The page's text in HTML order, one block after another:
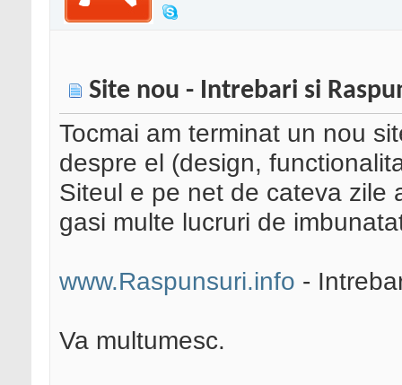
Site nou - Intrebari si
Tocmai am terminat un nou
despre el (design,
Siteul e pe net de cateva zile
gasi multe lucruri de
www.Raspunsuri.info -
Va multumesc.